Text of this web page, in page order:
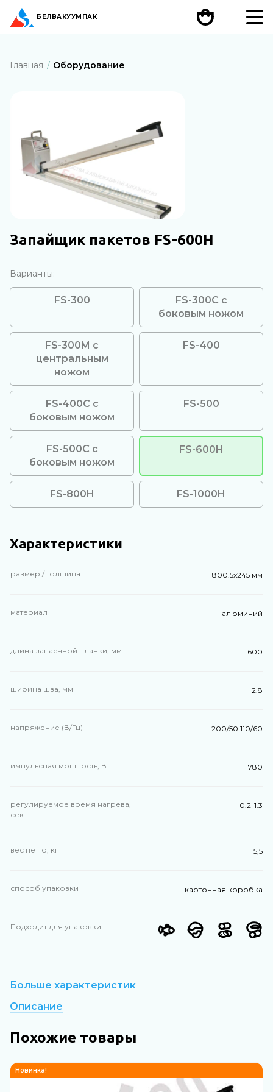
БЕЛВАКУУМПАК
Главная Оборудование
Запайщик пакетов FS-600H
Варианты:
FS-300
FS-300C с
боковым ножом
FS-300M с
центральным
ножом
FS-400
FS-400C с
боковым ножом
FS-500
FS-500C с
боковым ножом
FS-600H
FS-800H FS-1000H
Характеристики
размер / толщина 800.5х245 мм
материал алюминий
длина запаечной планки, мм 600
ширина шва, мм 2.8
напряжение (В/Гц) 200/50 110/60
импульсная мощность, Вт 780
регулируемое время нагрева,
сек
0.2-1.3
вес нетто, кг 5,5
способ упаковки картонная коробка
Подходит для упаковки
Больше характеристик
Описание
Похожие товары
Новинка!